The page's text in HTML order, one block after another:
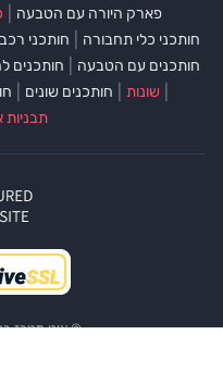
פארק היורה עם הטבעה
חותכני כלי תחבורה חותכני
חותכנים עם הטבעה חותכנים
שונות חותכנים שונים
תבניות
© איט מטרז